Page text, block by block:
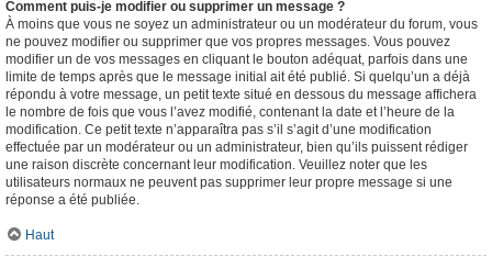
Comment puis-je modifier ou supprimer un message ?
À moins que vous ne soyez un administrateur ou un modérateur du forum, vous
ne pouvez modifier ou supprimer que vos propres messages. Vous pouvez
modifier un de vos messages en cliquant le bouton adéquat, parfois dans une
limite de temps après que le message initial ait été publié. Si quelqu’un a déjà
répondu à votre message, un petit texte situé en dessous du message affichera
le nombre de fois que vous l’avez modifié, contenant la date et l’heure de la
modification. Ce petit texte n’apparaîtra pas s’il s’agit d’une modification
effectuée par un modérateur ou un administrateur, bien qu’ils puissent rédiger
une raison discrète concernant leur modification. Veuillez noter que les
utilisateurs normaux ne peuvent pas supprimer leur propre message si une
réponse a été publiée.
Haut